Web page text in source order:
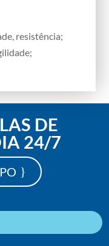
resistência;
DE
24/7